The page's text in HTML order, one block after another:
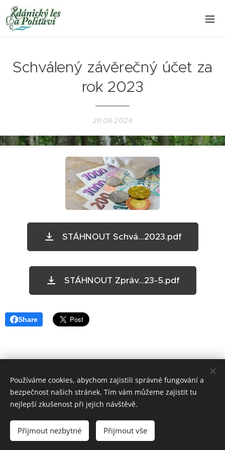
Schválený závěrečný účet za
rok 2023
26.06.2024
STÁHNOUT Schvá...2023.pdf
STÁHNOUT Zpráv...23-5.pdf
Share
Oficiální stránky DSO Ždánický les a Politaví © 2021
Vytvořeno službouWebnode
Používáme cookies, abychom zajistili správné fungování a
bezpečnost našich stránek. Tím vám můžeme zajistit tu
nejlepší zkušenost při jejich návštěvě.
Přijmout nezbytné Přijmout vše